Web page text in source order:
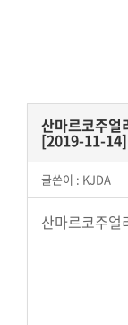
산마르코주얼
[2019-11-14]
글쓴이 : KJDA
산마르코주얼